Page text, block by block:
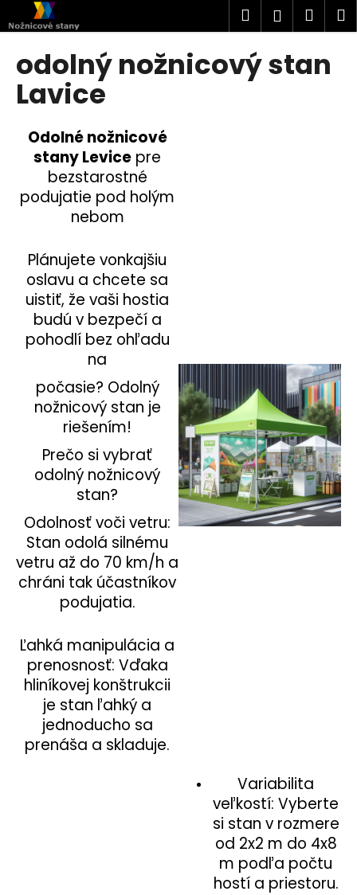
na
obsah
Hľadať
odolný nožnicový stan
Lavice
Odolné nožnicové
stany Levice pre
bezstarostné
podujatie pod holým
nebom
Plánujete vonkajšiu
oslavu a chcete sa
uistiť, že vaši hostia
budú v bezpečí a
pohodlí bez ohľadu
na
počasie? Odolný
nožnicový stan je
riešením!
Prečo si vybrať
odolný nožnicový
stan?
Odolnosť voči vetru:
Stan odolá silnému
vetru až do 70 km/h a
chráni tak účastníkov
podujatia.
Ľahká manipulácia a
prenosnosť: Vďaka
hliníkovej konštrukcii
je stan ľahký a
jednoducho sa
prenáša a skladuje.
Variabilita
veľkostí: Vyberte
si stan v rozmere
od 2x2 m do 4x8
m podľa počtu
hostí a priestoru.
o
Č
o
r
e
e
e
n
HĽADAŤ